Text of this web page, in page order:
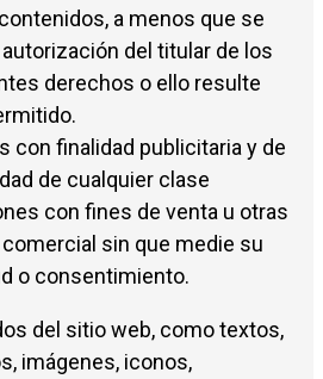
a menos que se
del titular de los
derechos o ello resulte
con finalidad publicitaria y de
de cualquier clase
con fines de venta u otras
sin que medie su
o consentimiento.
del sitio web, como textos,
imágenes, iconos,